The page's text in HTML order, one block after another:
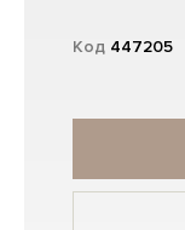
Код 447205